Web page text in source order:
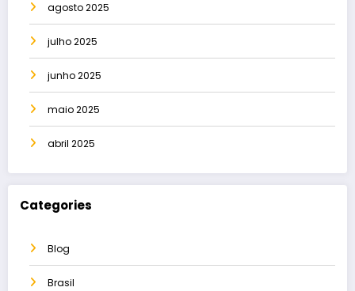
agosto 2025
julho 2025
junho 2025
maio 2025
abril 2025
Categories
Blog
Brasil